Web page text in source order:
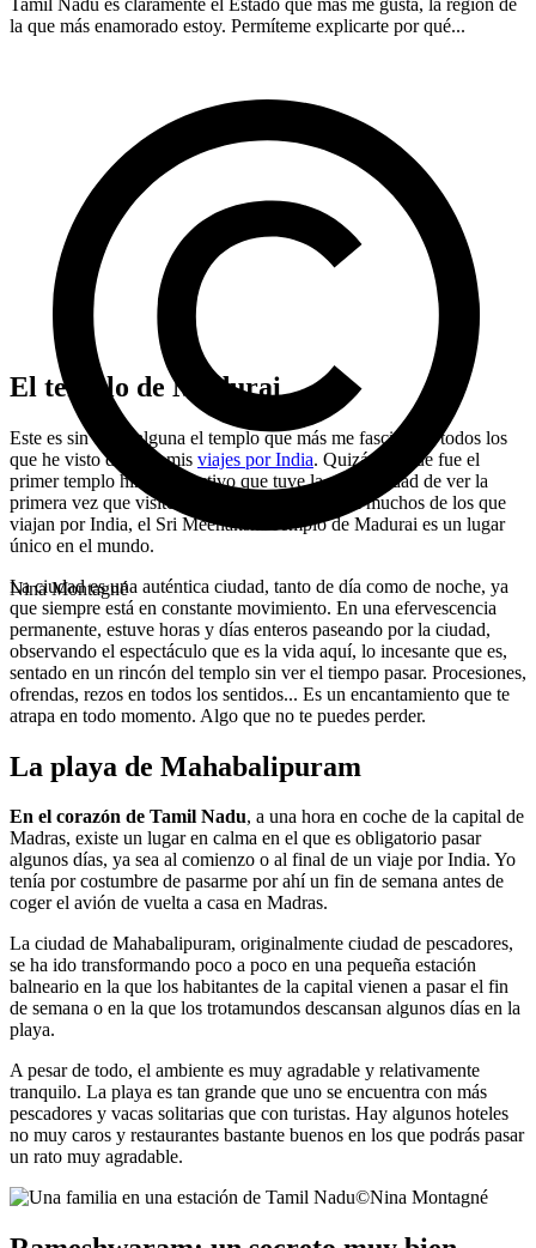
la que más enamorado estoy. Permíteme explicarte por qué...
Nina Montagné
El templo de Madurai
Este es sin duda alguna el templo que más me fascinó de todos los
que he visto durante mis viajes por India. Quizás porque fue el
primer templo hindú en activo que tuve la oportunidad de ver la
primera vez que visité este país. Para mí y para muchos de los que
viajan por India, el Sri Meenakshi Templo de Madurai es un lugar
único en el mundo.
La ciudad es una auténtica ciudad, tanto de día como de noche, ya
que siempre está en constante movimiento. En una efervescencia
permanente, estuve horas y días enteros paseando por la ciudad,
observando el espectáculo que es la vida aquí, lo incesante que es,
sentado en un rincón del templo sin ver el tiempo pasar. Procesiones,
ofrendas, rezos en todos los sentidos... Es un encantamiento que te
atrapa en todo momento. Algo que no te puedes perder.
La playa de Mahabalipuram
En el corazón de Tamil Nadu, a una hora en coche de la capital de
Madras, existe un lugar en calma en el que es obligatorio pasar
algunos días, ya sea al comienzo o al final de un viaje por India. Yo
tenía por costumbre de pasarme por ahí un fin de semana antes de
coger el avión de vuelta a casa en Madras.
La ciudad de Mahabalipuram, originalmente ciudad de pescadores,
se ha ido transformando poco a poco en una pequeña estación
balneario en la que los habitantes de la capital vienen a pasar el fin
de semana o en la que los trotamundos descansan algunos días en la
playa.
A pesar de todo, el ambiente es muy agradable y relativamente
tranquilo. La playa es tan grande que uno se encuentra con más
pescadores y vacas solitarias que con turistas. Hay algunos hoteles
no muy caros y restaurantes bastante buenos en los que podrás pasar
un rato muy agradable.
©Nina Montagné